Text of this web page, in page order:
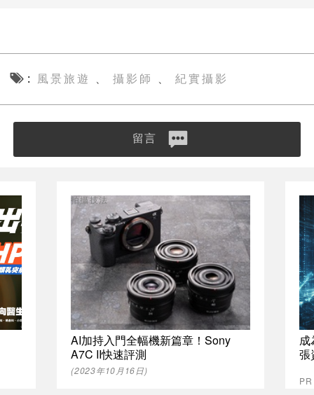
風景旅遊 攝影師 紀實攝影
留言
AI加持入門全幅機新篇章！Sony
A7C II快速評測
拍攝技法
(2023年10月16日)
成
張